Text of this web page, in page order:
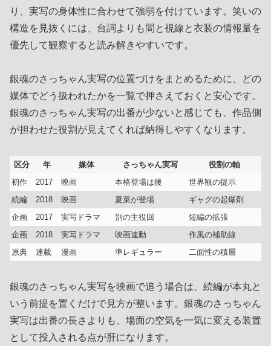
り、実写の身体性に合わせて強弱を付けています。笑いの
構造を見抜くには、台詞よりも間と視線と衣装の情報量を
優先して観察すると読み解きやすいです。
銀魂のさっちゃん実写の位置づけをまとめるために、どの
媒体でどう扱われたかを一覧で押さえておくと安心です。
銀魂のさっちゃん実写の出番が少ないと感じても、作品側
が担わせた役割が見えてくれば納得しやすくなります。
区分 年 媒体 さっちゃん実写
役割の軸
初作
2017 映画 本格登場は後
世界観の提示
続編
2018 映画 夏菜が登場
ギャグの起爆剤
企画
2017 実写ドラマ 別の主役回
短編の拡張
企画
2018 実写ドラマ 映画連動
作風の補助線
原典
連載 漫画 準レギュラー 二面性の積層
銀魂のさっちゃん実写を映画で追う場合は、続編が本丸と
いう前提を置くだけで見方が整います。銀魂のさっちゃん
実写は出番の長さよりも、場面の空気を一気に変える装置
として投入される点が肝になります。